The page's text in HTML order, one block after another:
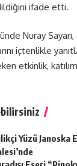
ifade etti.
Nuray
içtenlikle
etkinlik,
Yüzü Janoska